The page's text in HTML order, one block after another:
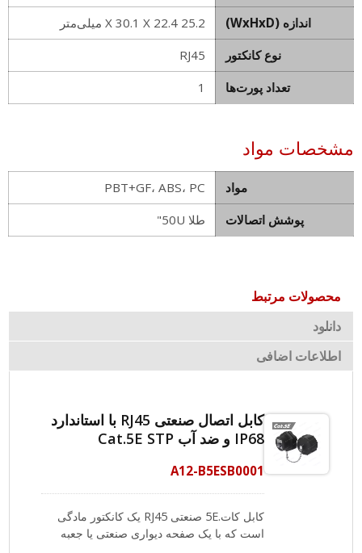
اندازه (WxHxD)
25.2 X 30.1 X 22.4 میلی‌متر
نوع کانکتور
RJ45
تعداد پورت‌ها
1
مشخصات مواد
مواد
PBT+GF، ABS، PC
پوشش اتصالات
طلا 50U"
محصولات مرتبط
دانلود
اطلاعات اضافی
کابل اتصال صنعتی RJ45 با استاندارد
IP68 و ضد آب Cat.5E STP
A12-B5ESB0001
کابل کات.5E صنعتی RJ45 یک کانکتور مادگی
است که با یک صفحه دیواری صنعتی یا جعبه